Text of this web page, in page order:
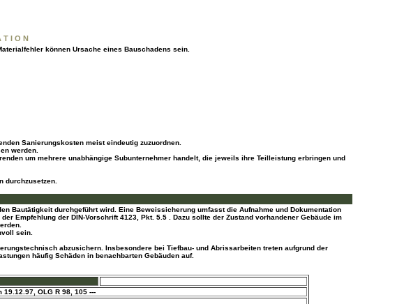
I O N
können Ursache eines Bauschadens sein.
Sanierungskosten meist eindeutig zuzuordnen.
werden.
um mehrere unabhängige Subunternehmer handelt, die jeweils ihre Teilleistung erbringen und
durchzusetzen.
Bautätigkeit durchgeführt wird. Eine Beweissicherung umfasst die Aufnahme und Dokumentation
Empfehlung der DIN-Vorschrift 4123, Pkt. 5.5 . Dazu sollte der Zustand vorhandener Gebäude im
sein.
abzusichern. Insbesondere bei Tiefbau- und Abrissarbeiten treten aufgrund der
häufig Schäden in benachbarten Gebäuden auf.
OLG R 98, 105 ---